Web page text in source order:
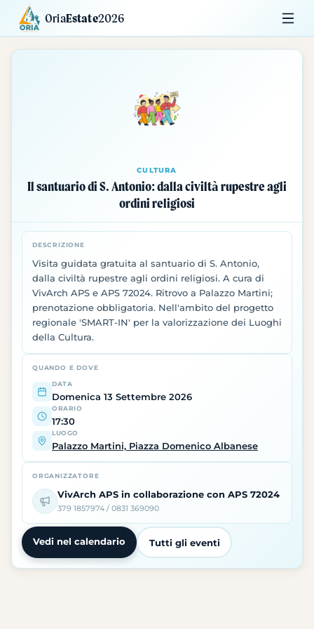
OriaEstate2026
Calendario Mostre Siti da Visitare
CULTURA
Il santuario di S. Antonio: dalla civiltà rupestre agli
ordini religiosi
DESCRIZIONE
Visita guidata gratuita al santuario di S. Antonio,
dalla civiltà rupestre agli ordini religiosi. A cura di
VivArch APS e APS 72024. Ritrovo a Palazzo Martini;
prenotazione obbligatoria. Nell'ambito del progetto
regionale 'SMART-IN' per la valorizzazione dei Luoghi
della Cultura.
QUANDO E DOVE
DATA
Domenica 13 Settembre 2026
ORARIO
17:30
LUOGO
Palazzo Martini, Piazza Domenico Albanese
ORGANIZZATORE
VivArch APS in collaborazione con APS 72024
379 1857974 / 0831 369090
Vedi nel calendario Tutti gli eventi